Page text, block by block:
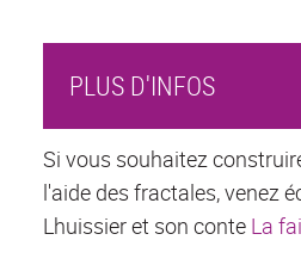
PLUS D'INFOS
Si vous souhaitez
l'aide des fractales, venez
Lhuissier et son conte La